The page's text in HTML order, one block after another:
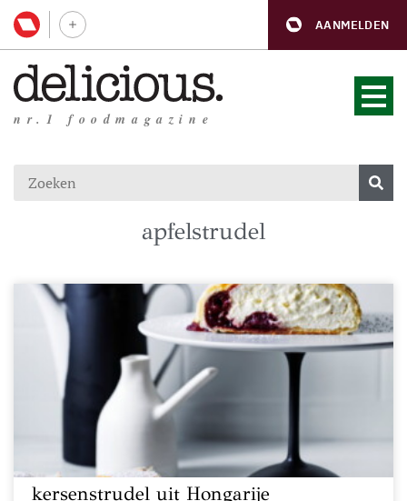
AANMELDEN
nr.1 foodmagazine
apfelstrudel
kersenstrudel uit Hongarije